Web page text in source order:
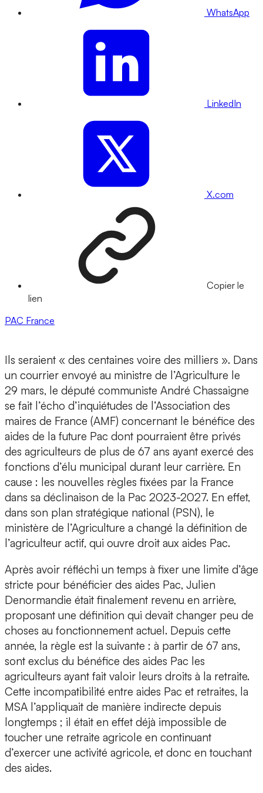
WhatsApp
LinkedIn
X.com
Copier le
lien
PAC France
Ils seraient « des centaines voire des milliers ». Dans
un courrier envoyé au ministre de l’Agriculture le
29 mars, le député communiste André Chassaigne
se fait l’écho d’inquiétudes de l’Association des
maires de France (AMF) concernant le bénéfice des
aides de la future Pac dont pourraient être privés
des agriculteurs de plus de 67 ans ayant exercé des
fonctions d’élu municipal durant leur carrière. En
cause : les nouvelles règles fixées par la France
dans sa déclinaison de la Pac 2023-2027. En effet,
dans son plan stratégique national (PSN), le
ministère de l’Agriculture a changé la définition de
l’agriculteur actif, qui ouvre droit aux aides Pac.
Après avoir réfléchi un temps à fixer une limite d’âge
stricte pour bénéficier des aides Pac, Julien
Denormandie était finalement revenu en arrière,
proposant une définition qui devait changer peu de
choses au fonctionnement actuel. Depuis cette
année, la règle est la suivante : à partir de 67 ans,
sont exclus du bénéfice des aides Pac les
agriculteurs ayant fait valoir leurs droits à la retraite.
Cette incompatibilité entre aides Pac et retraites, la
MSA l’appliquait de manière indirecte depuis
longtemps ; il était en effet déjà impossible de
toucher une retraite agricole en continuant
d’exercer une activité agricole, et donc en touchant
des aides.